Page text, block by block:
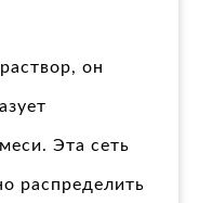
он
Эта сеть
распределить